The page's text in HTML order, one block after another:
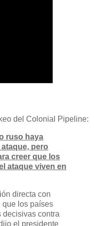
del Colonial Pipeline:
ruso haya
pero
creer que los
ataque viven en
directa con
que los países
decisivas contra
el presidente